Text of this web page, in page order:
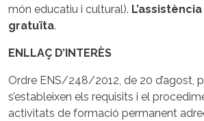
món educatiu i cultural).
gratuïta.
ENLLAÇ D’INTERÈS
Ordre ENS/248/2012, de 20 d’agost,
s’estableixen els requisits i el
activitats de formació permanent